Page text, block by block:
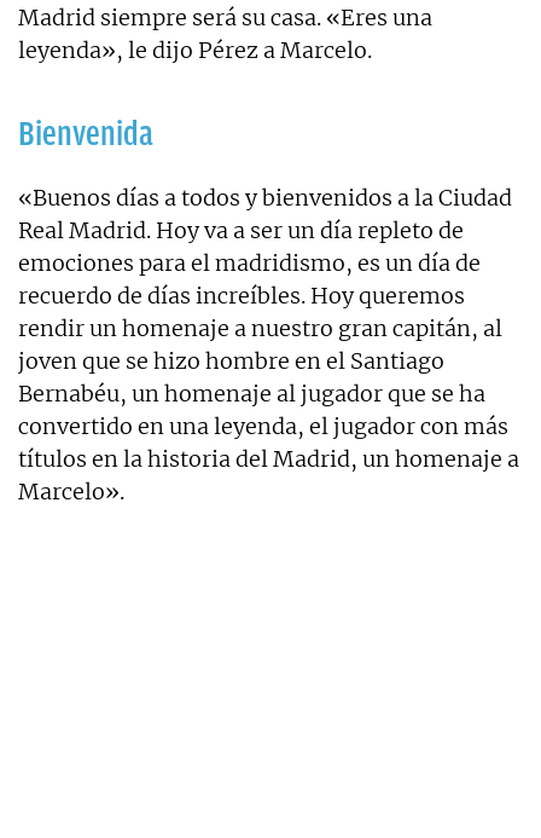
Madrid siempre será su casa. «Eres una
leyenda», le dijo Pérez a Marcelo.
Bienvenida
«Buenos días a todos y bienvenidos a la Ciudad
Real Madrid. Hoy va a ser un día repleto de
emociones para el madridismo, es un día de
recuerdo de días increíbles. Hoy queremos
rendir un homenaje a nuestro gran capitán, al
joven que se hizo hombre en el Santiago
Bernabéu, un homenaje al jugador que se ha
convertido en una leyenda, el jugador con más
títulos en la historia del Madrid, un homenaje a
Marcelo».